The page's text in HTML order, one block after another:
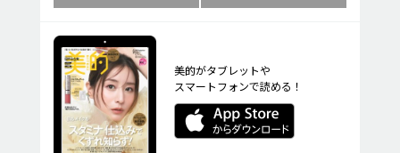
美的がタブレットや
スマートフォンで読める！